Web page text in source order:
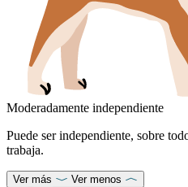
Moderadamente independiente
Puede ser independiente, sobre
trabaja.
Ver más Ver menos